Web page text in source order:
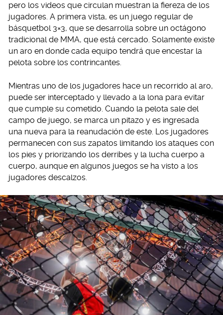
pero los videos que circulan muestran la fiereza de los
jugadores. A primera vista, es un juego regular de
básquetbol 3×3, que se desarrolla sobre un octágono
tradicional de MMA, que está cercado. Solamente existe
un aro en donde cada equipo tendrá que encestar la
pelota sobre los contrincantes.
Mientras uno de los jugadores hace un recorrido al aro,
puede ser interceptado y llevado a la lona para evitar
que cumple su cometido. Cuando la pelota sale del
campo de juego, se marca un pitazo y es ingresada
una nueva para la reanudación de este. Los jugadores
permanecen con sus zapatos limitando los ataques con
los pies y priorizando los derribes y la lucha cuerpo a
cuerpo, aunque en algunos juegos se ha visto a los
jugadores descalzos.